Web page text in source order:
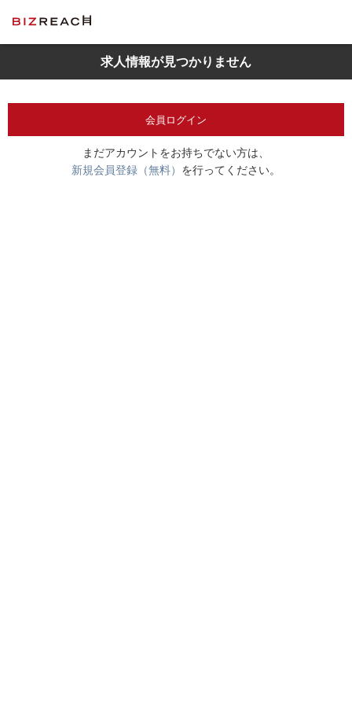
求人情報が見つかりません
会員ログイン
まだアカウントをお持ちでない方は、
新規会員登録（無料） を行ってください。